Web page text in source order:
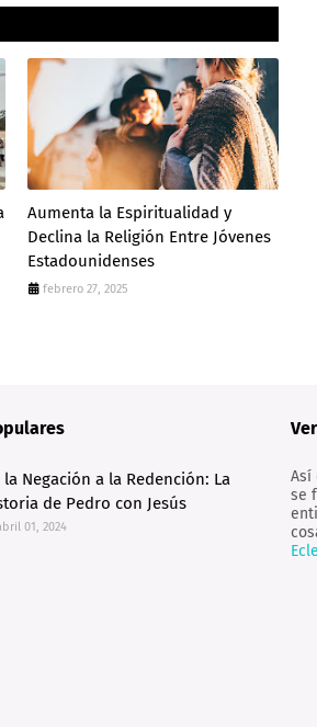
Aumenta la Espiritualidad y
Declina la Religión Entre Jóvenes
Estadounidenses
febrero 27, 2025
la Negación a la Redención: La
de Pedro con Jesús
01, 2024
Así
se